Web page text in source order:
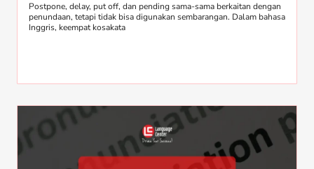
Postpone, delay, put off, dan pending sama-sama berkaitan dengan
penundaan, tetapi tidak bisa digunakan sembarangan. Dalam bahasa
Inggris, keempat kosakata